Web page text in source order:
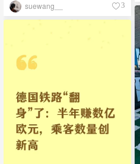
suewang__ 3